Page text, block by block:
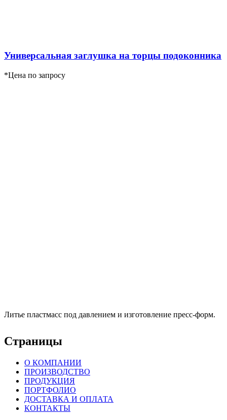
Универсальная заглушка на торцы подоконника
*Цена по запросу
Литье пластмасс под давлением и изготовление пресс-форм.
Страницы
О КОМПАНИИ
ПРОИЗВОДСТВО
ПРОДУКЦИЯ
ПОРТФОЛИО
ДОСТАВКА И ОПЛАТА
КОНТАКТЫ